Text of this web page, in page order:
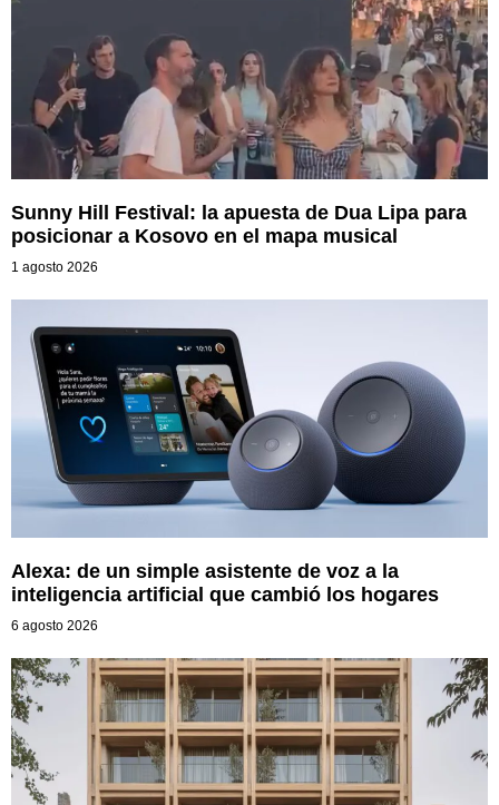
Sunny Hill Festival: la apuesta de Dua Lipa para
posicionar a Kosovo en el mapa musical
1 agosto 2026
Alexa: de un simple asistente de voz a la
inteligencia artificial que cambió los hogares
6 agosto 2026